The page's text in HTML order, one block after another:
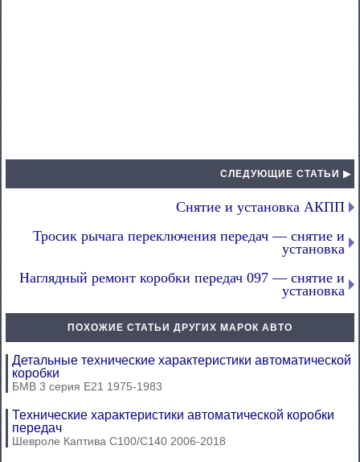
СЛЕДУЮЩИЕ СТАТЬИ ▶
Снятие и установка АКПП
Тросик рычага переключения передач — снятие и
установка
Наглядный ремонт коробки передач 097 — снятие и
установка
ПОХОЖИЕ СТАТЬИ ДРУГИХ МАРОК АВТО
Детальные технические характеристики автоматической
коробки
БМВ 3 серия Е21 1975-1983
Технические характеристики автоматической коробки
передач
Шевроле Каптива С100/С140 2006-2018